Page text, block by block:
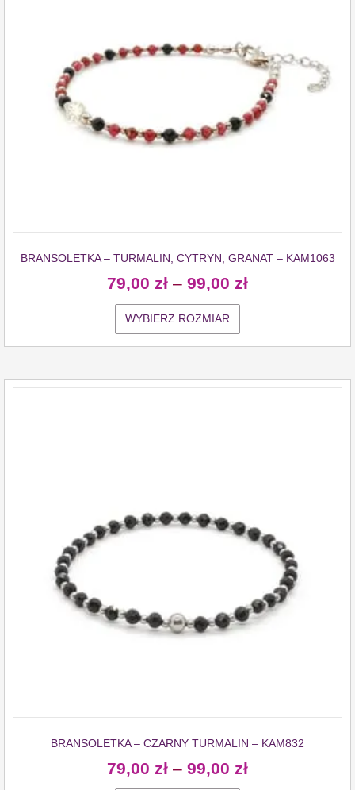
BRANSOLETKA – TURMALIN, CYTRYN, GRANAT – KAM1063
79,00 zł – 99,00 zł
WYBIERZ ROZMIAR
BRANSOLETKA – CZARNY TURMALIN – KAM832
79,00 zł – 99,00 zł